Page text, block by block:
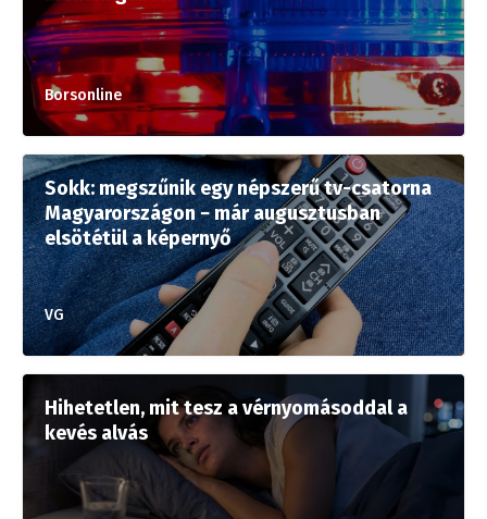
Borsonline
Sokk: megszűnik egy népszerű tv-csatorna
Magyarországon − már augusztusban
elsötétül a képernyő
VG
Hihetetlen, mit tesz a vérnyomásoddal a
kevés alvás